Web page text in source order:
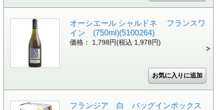
オーシエール シャルドネ フランスワ
イン (750ml)(5100264)
価格： 1,798円(税込 1,978円)
フランジア 白 バッグインボックス